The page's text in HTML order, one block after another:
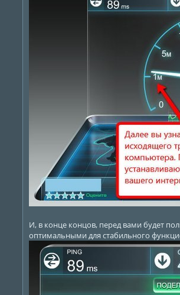
И, в конце концов, перед вами будет
оптимальными для стабильного